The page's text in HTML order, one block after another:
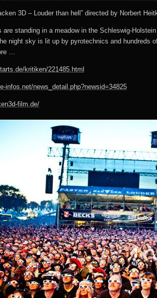
3D – Louder than hell” directed by Norbert
are standing in a meadow in the Schleswig-
night sky is lit up by pyrotechnics and
…
kritiken/221485.html
infos.net/news_detail.php?newsid=34825
film.de/